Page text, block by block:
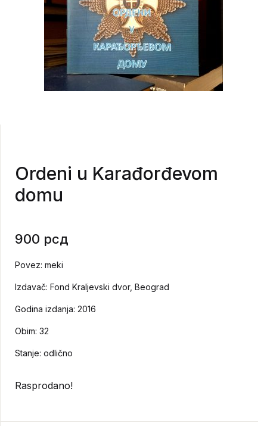
Ordeni u Karađorđevom
domu
900 рсд
Povez: meki
Izdavač: Fond Kraljevski dvor, Beograd
Godina izdanja: 2016
Obim: 32
Stanje: odlično
Rasprodano!